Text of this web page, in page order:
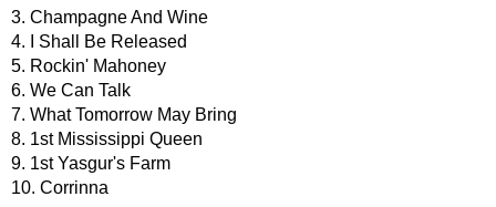
3. Champagne And Wine
4. I Shall Be Released
5. Rockin' Mahoney
6. We Can Talk
7. What Tomorrow May Bring
8. 1st Mississippi Queen
9. 1st Yasgur's Farm
10. Corrinna